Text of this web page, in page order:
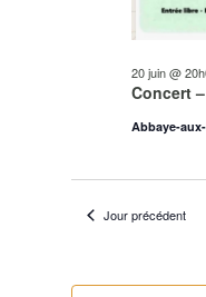
Concert
20 juin @
Abbaye-
Jour précédent